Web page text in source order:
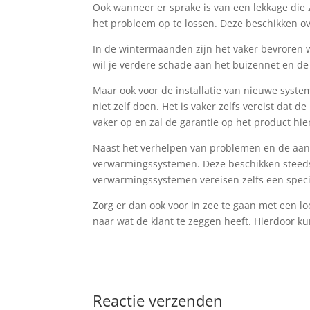
Ook wanneer er sprake is van een lekkage
het probleem op te lossen. Deze beschikken
In de wintermaanden zijn het vaker
wil je verdere schade aan het buizennet en
Maar ook voor de installatie van nieuwe
niet zelf doen. Het is vaker zelfs vereist dat
vaker op en zal de garantie op het product
Naast het verhelpen van problemen en de
verwarmingssystemen. Deze beschikken
verwarmingssystemen vereisen zelfs een
Zorg er dan ook voor in zee te gaan met een
naar wat de klant te zeggen heeft. Hierdoor
Reactie verzenden